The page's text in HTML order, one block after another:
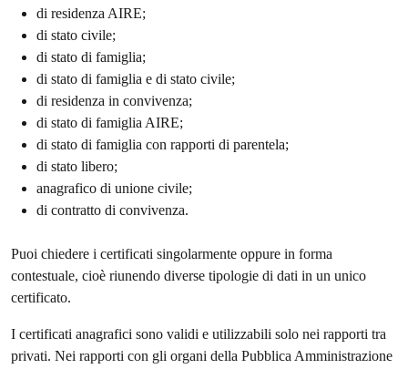
di residenza AIRE;
di stato civile;
di stato di famiglia;
di stato di famiglia e di stato civile;
di residenza in convivenza;
di stato di famiglia AIRE;
di stato di famiglia con rapporti di parentela;
di stato libero;
anagrafico di unione civile;
di contratto di convivenza.
Puoi chiedere i certificati singolarmente oppure in forma
contestuale, cioè riunendo diverse tipologie di dati in un unico
certificato.
I certificati anagrafici sono validi e utilizzabili solo nei rapporti tra
privati. Nei rapporti con gli organi della Pubblica Amministrazione